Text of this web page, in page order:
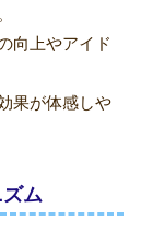
向上やアイド
果が体感しや
ム